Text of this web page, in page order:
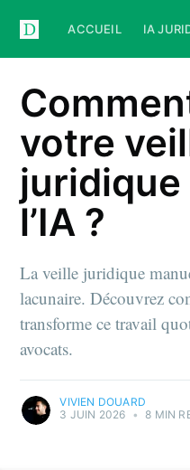
ACCUEIL IA
votre
juridique
l’IA ?
La veille juridique
lacunaire. Découvrez
transforme ce travail
avocats.
VIVIEN DOUARD
3 JUIN 2026 • 8 MIN